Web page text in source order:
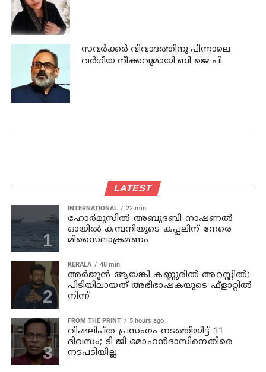
സവര്‍ക്കര്‍ വിവാദത്തിനു പിന്നാലെ
വര്‍ഗീയ നീക്കവുമായി ബി ജെ പി
LATEST
INTERNATIONAL 22 min
ഹോര്‍മുസില്‍ അബൂദബി നാഷണല്‍
ഓയില്‍ കമ്പനിയുടെ കപ്പലിന് നേരെ
മിസൈലാക്രമണം
KERALA 48 min
അര്‍ജുന്‍ ആയങ്കി കണ്ണൂരില്‍ അറസ്റ്റില്‍;
പിടിയിലായത് അഭിഭാഷകയുടെ ഫ്‌ളാറ്റില്‍
നിന്ന്
FROM THE PRINT 5 hours ago
വിഷലിപ്ത പ്രസംഗം നടത്തിയിട്ട് 11
ദിവസം; ടി ജി മോഹൻദാസിനെതിരെ
നടപടിയില്ല